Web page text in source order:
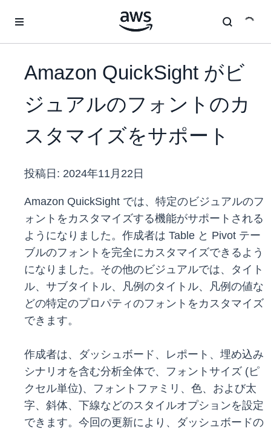
Amazon QuickSight がビ
ジュアルのフォントのカ
スタマイズをサポート
投稿日: 2024年11月22日
Amazon QuickSight では、特定のビジュアルのフ
ォントをカスタマイズする機能がサポートされる
ようになりました。作成者は Table と Pivot テー
ブルのフォントを完全にカスタマイズできるよう
になりました。その他のビジュアルでは、タイト
ル、サブタイトル、凡例のタイトル、凡例の値な
どの特定のプロパティのフォントをカスタマイズ
できます。
作成者は、ダッシュボード、レポート、埋め込み
シナリオを含む分析全体で、フォントサイズ (ピ
クセル単位)、フォントファミリ、色、および太
字、斜体、下線などのスタイルオプションを設定
できます。今回の更新により、ダッシュボードの